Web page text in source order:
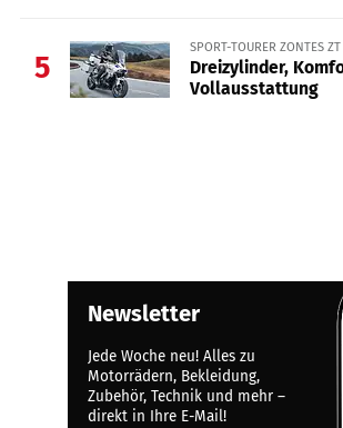
5
SPORT-TOURER ZONTES
Dreizylinder,
Vollausstattung
Newsletter
Jede Woche neu! Alles zu
Motorrädern, Bekleidung,
Zubehör, Technik und mehr –
direkt in Ihre E-Mail!